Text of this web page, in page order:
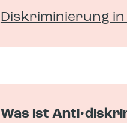
Diskriminierung in
Was ist